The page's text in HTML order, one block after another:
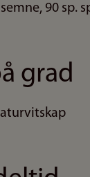
90 sp.
grad